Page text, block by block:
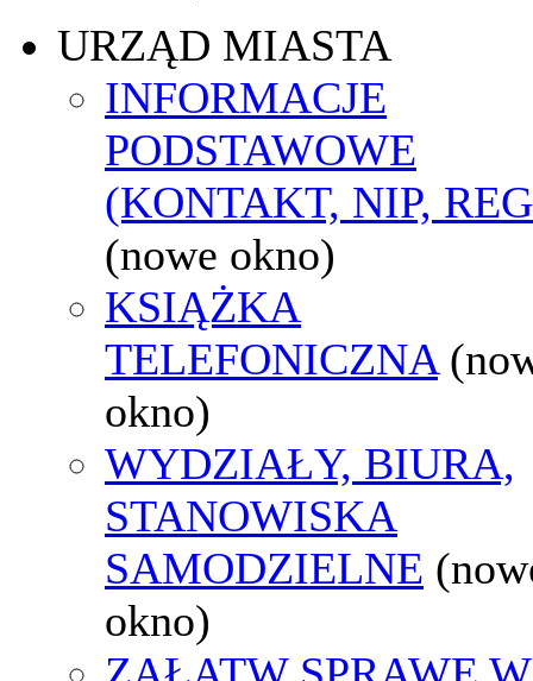
URZĄD MIASTA
INFORMACJE
PODSTAWOWE
(KONTAKT, NIP,
(nowe okno)
KSIĄŻKA
TELEFONICZNA
okno)
WYDZIAŁY, BIURA,
STANOWISKA
SAMODZIELNE
okno)